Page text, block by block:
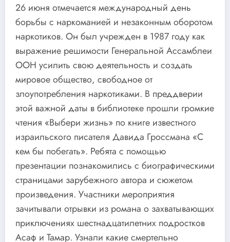
26 июня отмечается международный день
борьбы с наркоманией и незаконным оборотом
наркотиков. Он был учрежден в 1987 году как
выражение решимости Генеральной Ассамблеи
ООН усилить свою деятельность и создать
мировое общество, свободное от
злоупотребления наркотиками. В преддверии
этой важной даты в библиотеке прошли громкие
чтения «Выбери жизнь» по книге известного
израильского писателя Давида Гроссмана «С
кем бы побегать». Ребята с помощью
презентации познакомились с биографическими
страницами зарубежного автора и сюжетом
произведения. Участники мероприятия
зачитывали отрывки из романа о захватывающих
приключениях шестнадцатилетних подростков
Асаф и Тамар. Узнали какие смертельно